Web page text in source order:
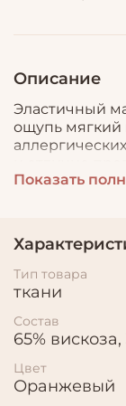
Описание
Эластичный
ощупь мягкий
шить из него
Показать
Тип товара
ткани
Состав
65%
Цвет
Оранжевый